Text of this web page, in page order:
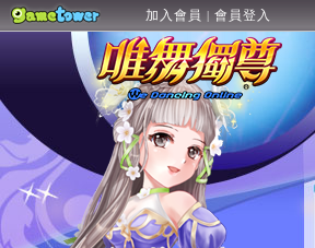
加入會員 | 會員登入